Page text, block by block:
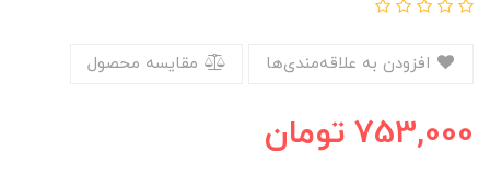
مقایسه محصول
753,000 تومان